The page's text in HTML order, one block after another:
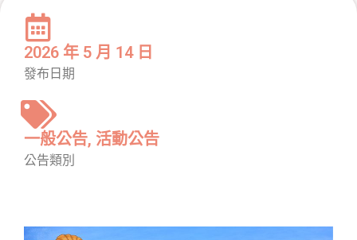
2026 年 5 月 14 日
發布日期
一般公告, 活動公告
公告類別